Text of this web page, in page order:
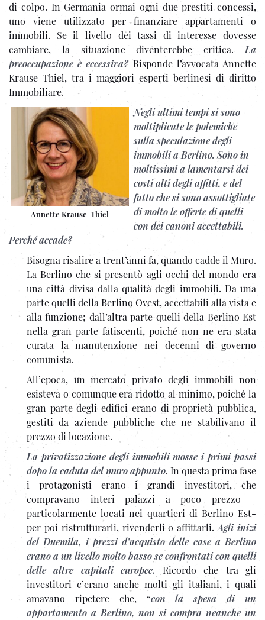
di colpo. In Germania ormai ogni due prestiti concessi,
uno viene utilizzato per finanziare appartamenti o
immobili. Se il livello dei tassi di interesse dovesse
cambiare, la situazione diventerebbe critica. La
preoccupazione è eccessiva?Risponde l’avvocata Annette
Krause-Thiel, tra i maggiori esperti berlinesi di diritto
Immobiliare.
Annette Krause-Thiel
Negli ultimi tempi si sono
moltiplicate le polemiche
sulla speculazione degli
immobili a Berlino. Sono in
moltissimi a lamentarsi dei
costi alti degli affitti, e del
fatto che si sono assottigliate
di molto le offerte di quelli
con dei canoni accettabili.
Perché accade?
Bisogna risalire a trent’anni fa, quando cadde il Muro.
La Berlino che si presentò agli occhi del mondo era
una città divisa dalla qualità degli immobili. Da una
parte quelli della Berlino Ovest, accettabili alla vista e
alla funzione; dall’altra parte quelli della Berlino Est
nella gran parte fatiscenti, poiché non ne era stata
curata la manutenzione nei decenni di governo
comunista.
All’epoca, un mercato privato degli immobili non
esisteva o comunque era ridotto al minimo, poiché la
gran parte degli edifici erano di proprietà pubblica,
gestiti da aziende pubbliche che ne stabilivano il
prezzo di locazione.
La privatizzazione degli immobili mosse i primi passi
dopo la caduta del muro appunto. In questa prima fase
i protagonisti erano i grandi investitori, che
compravano interi palazzi a poco prezzo –
particolarmente locati nei quartieri di Berlino Est-
per poi ristrutturarli, rivenderli o affittarli.Agli inizi
del Duemila, i prezzi d’acquisto delle case a Berlino
erano a un livello molto basso se confrontati con quelli
delle altre capitali europee. Ricordo che tra gli
investitori c’erano anche molti gli italiani, i quali
amavano ripetere che, “con la spesa di un
appartamento a Berlino, non si compra neanche un